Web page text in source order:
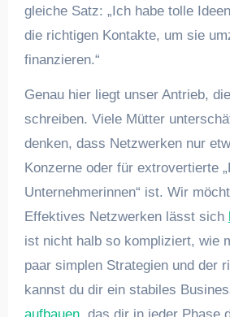
gleiche Satz: „Ich habe tolle
die richtigen Kontakte, um sie
finanzieren.“
Genau hier liegt unser Antrieb,
schreiben. Viele Mütter
denken, dass Netzwerken nur
Konzerne oder für extrovertierte
Unternehmerinnen“ ist. Wir
Effektives Netzwerken lässt sich
ist nicht halb so kompliziert, wie
paar simplen Strategien und der
kannst du dir ein stabiles
aufbauen, das dir in jeder Phase